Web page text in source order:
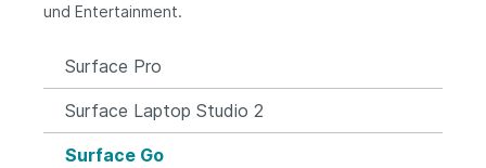
und Entertainment.
Surface Pro
Surface Laptop Studio 2
Surface Go